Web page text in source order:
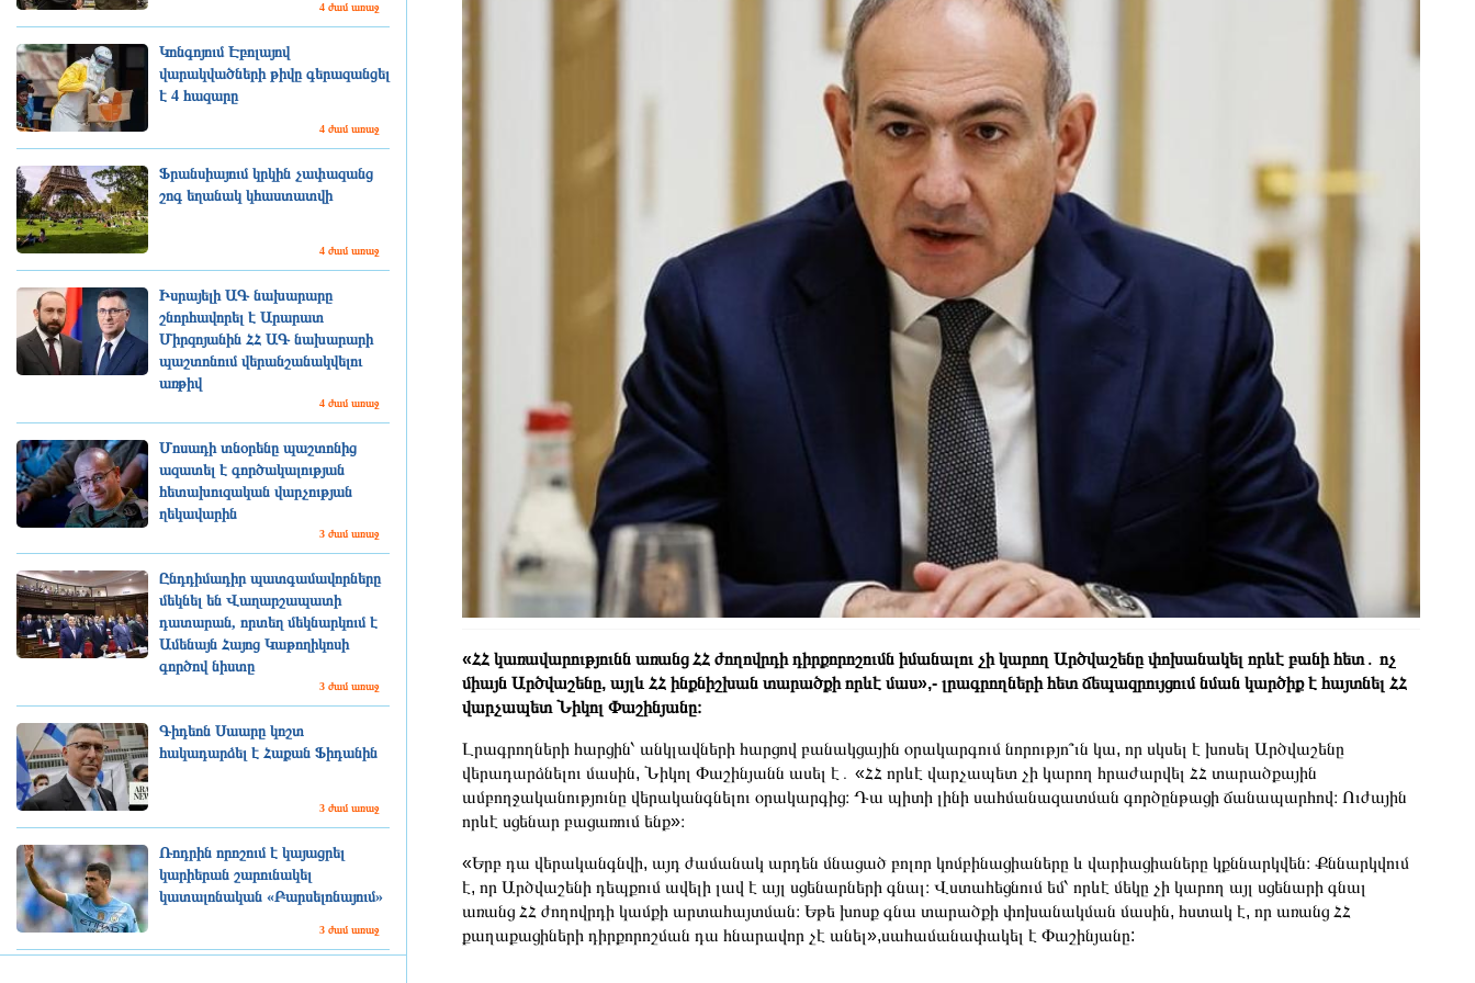
4 ժամ առաջ
Կոնգոյում Էբոլայով
վարակվածների թիվը գերազանցել
է 4 հազարը
4 ժամ առաջ
Ֆրանսիայում կրկին չափազանց
շոգ եղանակ կհաստատվի
4 ժամ առաջ
Իսրայելի ԱԳ նախարարը
շնորհավորել է Արարատ
Միրզոյանին ՀՀ ԱԳ նախարարի
պաշտոնում վերանշանակվելու
առթիվ
4 ժամ առաջ
Մոսադի տնօրենը պաշտոնից
ազատել է գործակալության
հետախուզական վարչության
ղեկավարին
3 ժամ առաջ
Ընդդիմադիր պատգամավորները
մեկնել են Վաղարշապատի
դատարան, որտեղ մեկնարկում է
Ամենայն Հայոց Կաթողիկոսի
գործով նիստը
3 ժամ առաջ
Գիդեոն Սաարը կոշտ
հակադարձել է Հաքան Ֆիդանին
3 ժամ առաջ
Ռոդրին որոշում է կայացրել
կարիերան շարունակել
կատալոնական «Բարսելոնայում»
3 ժամ առաջ
«ՀՀ կառավարությունն առանց ՀՀ ժողովրդի դիրքորոշումն իմանալու չի կարող Արծվաշենը փոխանակել որևէ բանի հետ․ ոչ
միայն Արծվաշենը, այլև ՀՀ ինքնիշխան տարածքի որևէ մաս»,- լրագրողների հետ ճեպազրույցում նման կարծիք է հայտնել ՀՀ
վարչապետ Նիկոլ Փաշինյանը։
Լրագրողների հարցին՝ անկլավների հարցով բանակցային օրակարգում նորությո՞ւն կա, որ սկսել է խոսել Արծվաշենը
վերադարձնելու մասին, Նիկոլ Փաշինյանն ասել է․ «ՀՀ որևէ վարչապետ չի կարող հրաժարվել ՀՀ տարածքային
ամբողջականությունը վերականգնելու օրակարգից։ Դա պիտի լինի սահմանազատման գործընթացի ճանապարհով։ Ուժային
որևէ սցենար բացառում ենք»։
«Երբ դա վերականգնվի, այդ ժամանակ արդեն մնացած բոլոր կոմբինացիաները և վարիացիաները կքննարկվեն։ Քննարկվում
է, որ Արծվաշենի դեպքում ավելի լավ է այլ սցենարների գնալ։ Վստահեցնում եմ՝ որևէ մեկը չի կարող այլ սցենարի գնալ
առանց ՀՀ ժողովրդի կամքի արտահայտման։ Եթե խոսք գնա տարածքի փոխանակման մասին, հստակ է, որ առանց ՀՀ
քաղաքացիների դիրքորոշման դա հնարավոր չէ անել»,սահամանափակել է Փաշինյանը: